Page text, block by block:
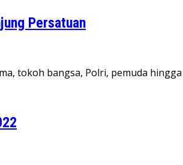
Persatuan
tokoh bangsa, Polri, pemuda